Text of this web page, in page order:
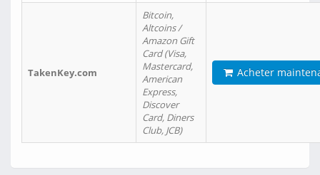
TakenKey.com
Bitcoin,
Altcoins /
Amazon Gift
Card (Visa,
Mastercard,
American
Express,
Discover
Card, Diners
Club, JCB)
Acheter